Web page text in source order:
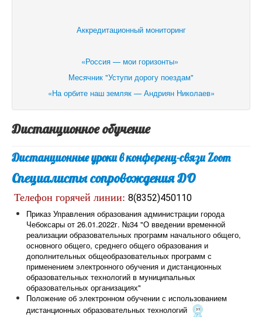
Аккредитационный мониторинг
«Россия — мои горизонты»
Месячник "Уступи дорогу поездам"
«На орбите наш земляк — Андриян Николаев»
Дистанционное обучение
Дистанционные уроки в конференц-связи Zoom
Специалисты сопровождения ДО
Телефон горячей линии: 8(8352)450110
Приказ Управления образования администрации города
Чебоксары от 26.01.2022г. №34 "О введении временной
реализации образовательных программ начального общего,
основного общего, среднего общего образования и
дополнительных общеобразовательных программ с
применением электронного обучения и дистанционных
образовательных технологий в муниципальных
образовательных организациях"
Положение об электронном обучении с использованием
дистанционных образовательных технологий